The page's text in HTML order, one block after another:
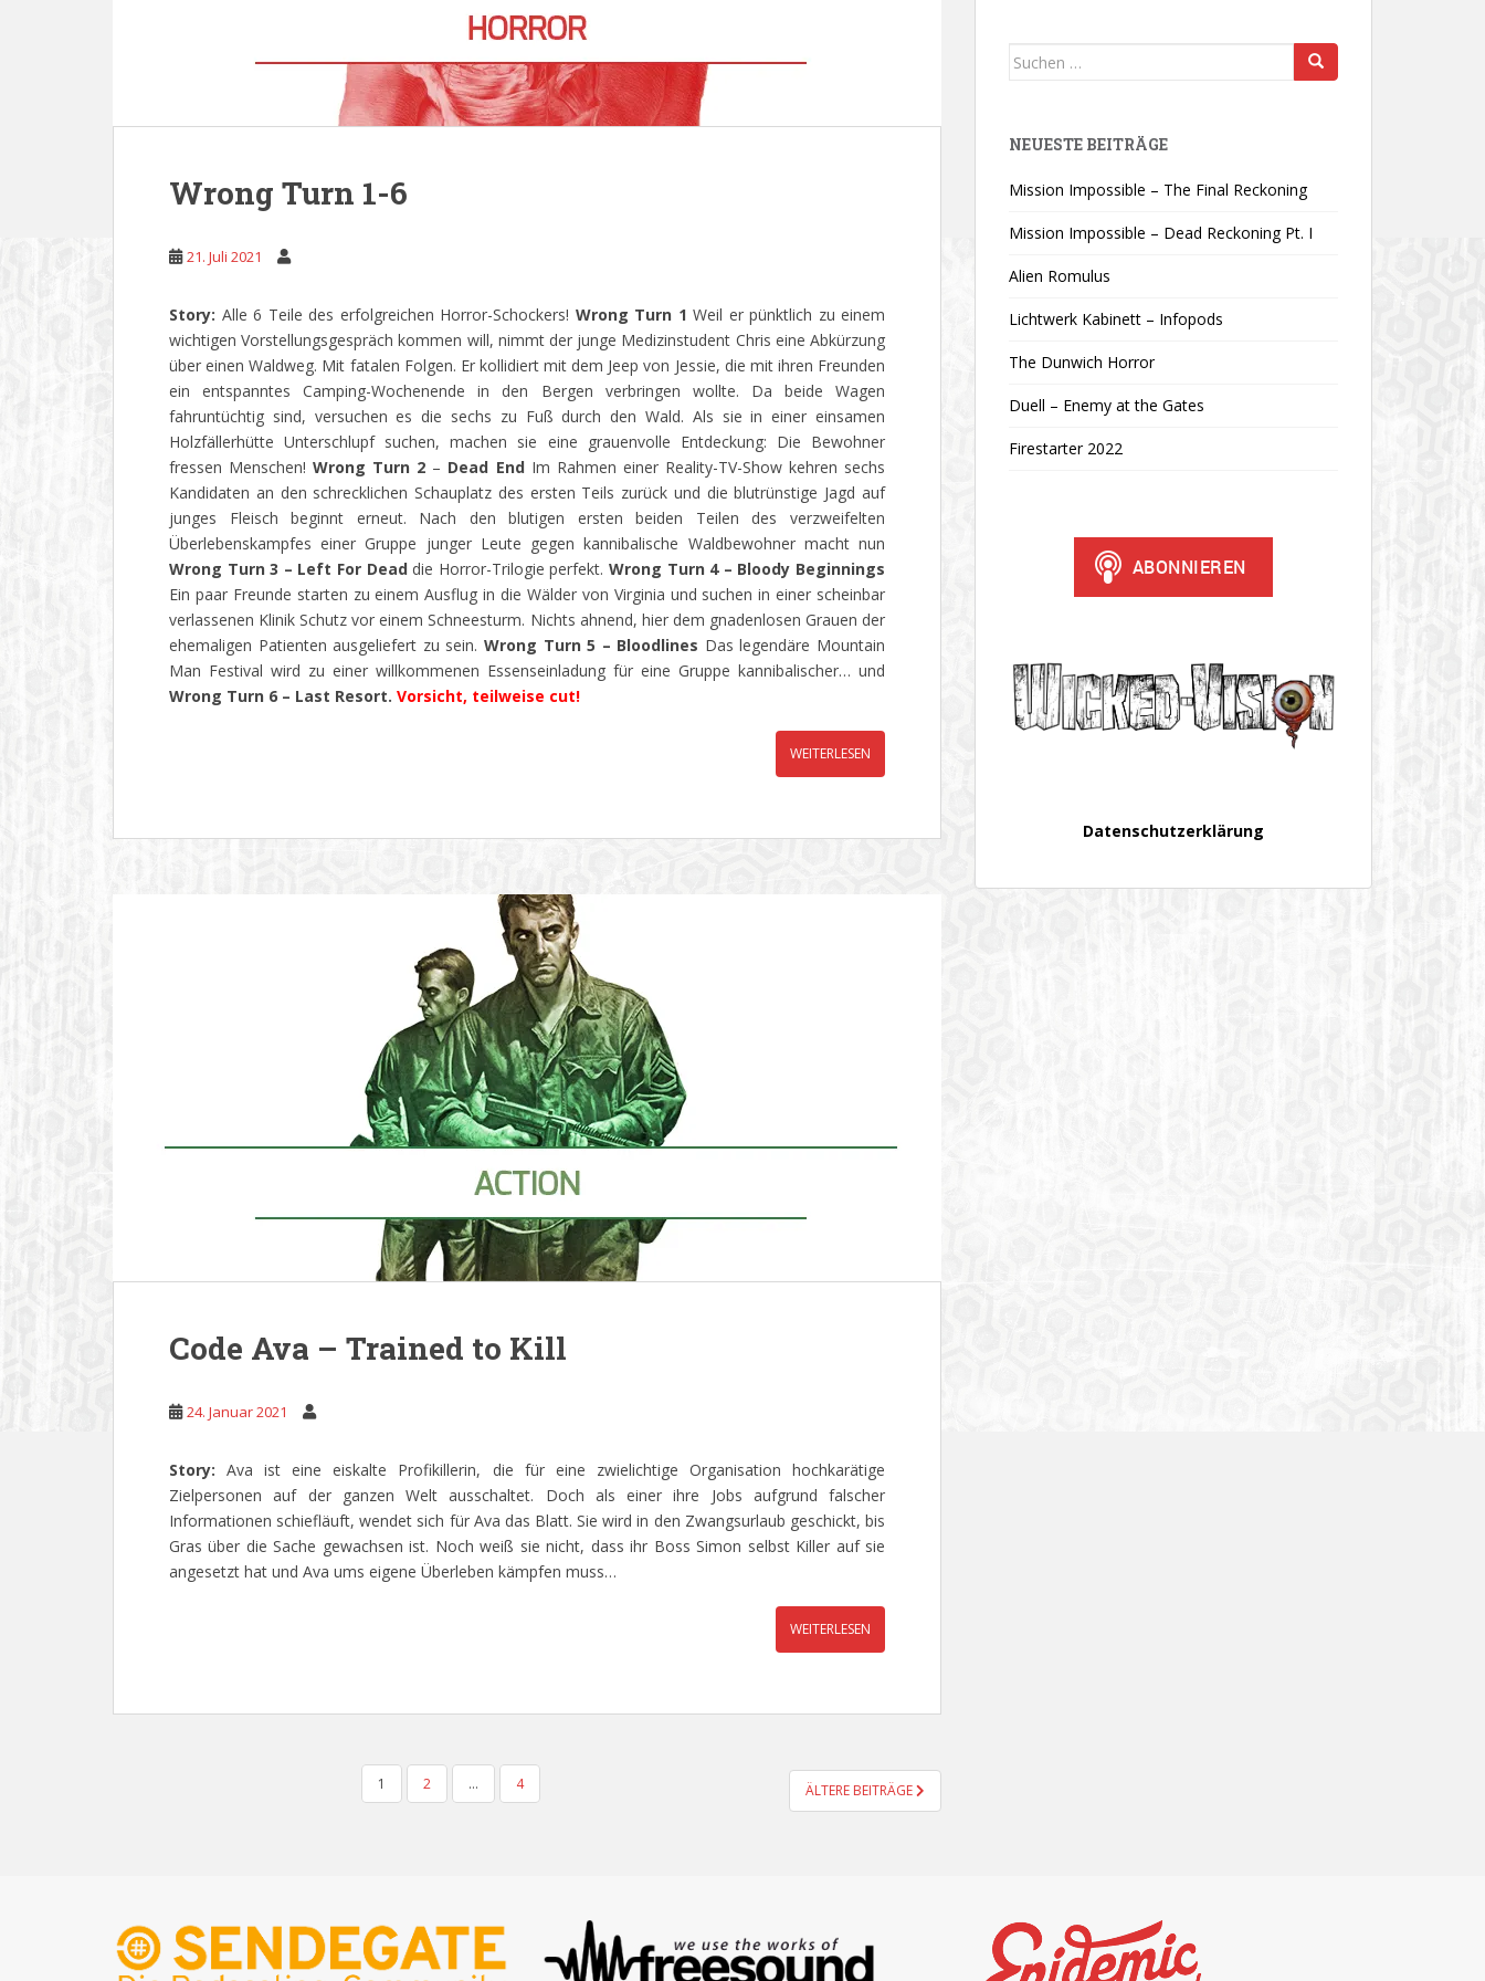
Wrong Turn 1-6
21. Juli 2021
Story: Alle 6 Teile des erfolgreichen Horror-Schockers! Wrong Turn 1 Weil er pünktlich zu einem
wichtigen Vorstellungsgespräch kommen will, nimmt der junge Medizinstudent Chris eine Abkürzung
über einen Waldweg. Mit fatalen Folgen. Er kollidiert mit dem Jeep von Jessie, die mit ihren Freunden
ein entspanntes Camping-Wochenende in den Bergen verbringen wollte. Da beide Wagen
fahruntüchtig sind, versuchen es die sechs zu Fuß durch den Wald. Als sie in einer einsamen
Holzfällerhütte Unterschlupf suchen, machen sie eine grauenvolle Entdeckung: Die Bewohner
fressen Menschen!Wrong Turn 2 – Dead EndIm Rahmen einer Reality-TV-Show kehren sechs
Kandidaten an den schrecklichen Schauplatz des ersten Teils zurück und die blutrünstige Jagd auf
junges Fleisch beginnt erneut. Nach den blutigen ersten beiden Teilen des verzweifelten
Überlebenskampfes einer Gruppe junger Leute gegen kannibalische Waldbewohner macht nun
Wrong Turn 3 – Left For Deaddie Horror-Trilogie perfekt.Wrong Turn 4 – Bloody Beginnings
Ein paar Freunde starten zu einem Ausflug in die Wälder von Virginia und suchen in einer scheinbar
verlassenen Klinik Schutz vor einem Schneesturm. Nichts ahnend, hier dem gnadenlosen Grauen der
ehemaligen Patienten ausgeliefert zu sein. Wrong Turn 5 – Bloodlines Das legendäre Mountain
Man Festival wird zu einer willkommenen Essenseinladung für eine Gruppe kannibalischer… und
Wrong Turn 6 – Last Resort. Vorsicht, teilweise cut!
WEITERLESEN
Code Ava – Trained to Kill
24. Januar 2021
Story:Ava ist eine eiskalte Profikillerin, die für eine zwielichtige Organisation hochkarätige
Zielpersonen auf der ganzen Welt ausschaltet. Doch als einer ihre Jobs aufgrund falscher
Informationen schiefläuft, wendet sich für Ava das Blatt. Sie wird in den Zwangsurlaub geschickt, bis
Gras über die Sache gewachsen ist. Noch weiß sie nicht, dass ihr Boss Simon selbst Killer auf sie
angesetzt hat und Ava ums eigene Überleben kämpfen muss…
WEITERLESEN
SEITENNUMMERIERUNG
1 2 … 4 ÄLTERE BEITRÄGE
Suchen
NEUESTE BEITRÄGE
Mission Impossible – The Final Reckoning
Mission Impossible – Dead Reckoning Pt. I
Alien Romulus
Lichtwerk Kabinett – Infopods
The Dunwich Horror
Duell – Enemy at the Gates
Firestarter 2022
Datenschutzerklärung